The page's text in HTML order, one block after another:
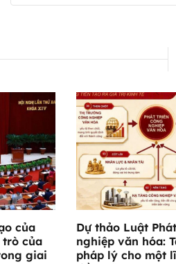
của
của
giai
Dự thảo Luật
nghiệp văn hóa:
pháp lý cho một